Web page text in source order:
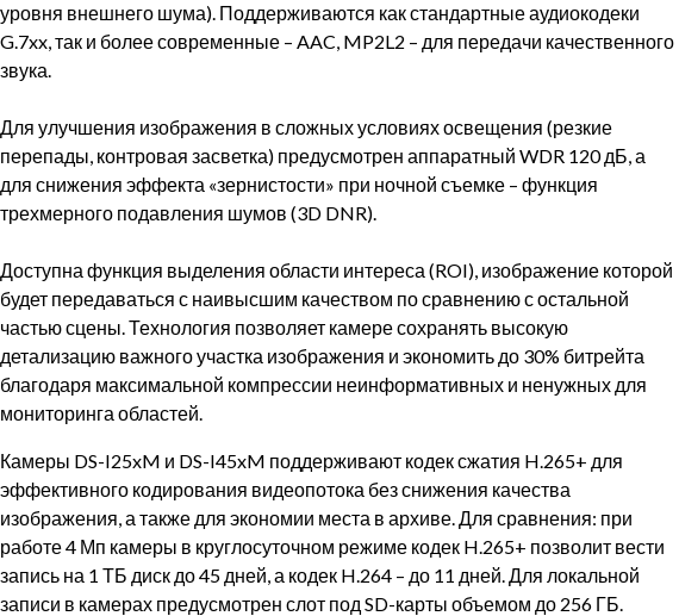
уровня внешнего шума). Поддерживаются как стандартные аудиокодеки
G.7xx, так и более современные – AAC, MP2L2 – для передачи качественного
звука.
Для улучшения изображения в сложных условиях освещения (резкие
перепады, контровая засветка) предусмотрен аппаратный WDR 120 дБ, а
для снижения эффекта «зернистости» при ночной съемке – функция
трехмерного подавления шумов (3D DNR).
Доступна функция выделения области интереса (ROI), изображение которой
будет передаваться с наивысшим качеством по сравнению с остальной
частью сцены. Технология позволяет камере сохранять высокую
детализацию важного участка изображения и экономить до 30% битрейта
благодаря максимальной компрессии неинформативных и ненужных для
мониторинга областей.
Камеры DS-I25xM и DS-I45xM поддерживают кодек сжатия H.265+ для
эффективного кодирования видеопотока без снижения качества
изображения, а также для экономии места в архиве. Для сравнения: при
работе 4 Мп камеры в круглосуточном режиме кодек H.265+ позволит вести
запись на 1 ТБ диск до 45 дней, а кодек H.264 – до 11 дней. Для локальной
записи в камерах предусмотрен слот под SD-карты объемом до 256 ГБ.